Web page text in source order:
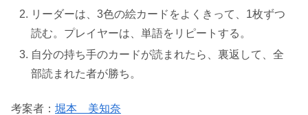
リーダーは、3色の絵カードをよくきって、1枚ずつ
読む。プレイヤーは、単語をリピートする。
自分の持ち手のカードが読まれたら、裏返して、全
部読まれた者が勝ち。
考案者： 堀本 美知奈